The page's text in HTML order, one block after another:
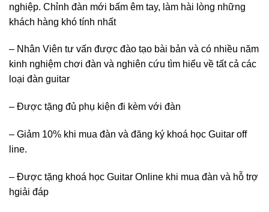
nghiệp. Chỉnh đàn mới bấm êm tay, làm hài lòng những
khách hàng khó tính nhất
– Nhân Viên tư vấn được đào tạo bài bản và có nhiều năm
kinh nghiệm chơi đàn và nghiên cứu tìm hiểu về tất cả các
loại đàn guitar
– Được tặng đủ phụ kiện đi kèm với đàn
– Giảm 10% khi mua đàn và đăng ký khoá học Guitar off
line.
– Được tặng khoá học Guitar Online khi mua đàn và hỗ trợ
hgiải đáp